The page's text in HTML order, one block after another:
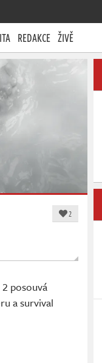
REDAKCE ŽIVĚ
2
posouvá
a survival